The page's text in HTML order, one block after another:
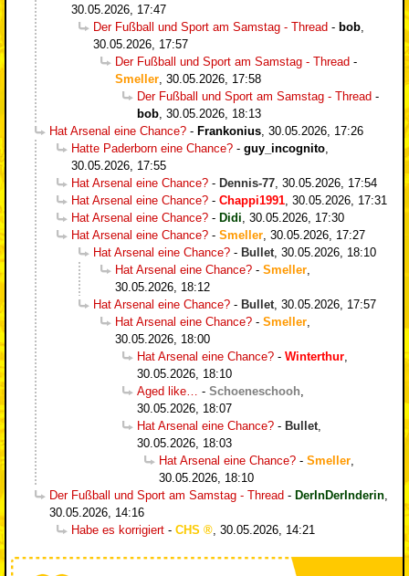
30.05.2026, 17:47
Der Fußball und Sport am Samstag - Thread - bob
30.05.2026, 17:57
Der Fußball und Sport am Samstag - Thread -
Smeller 30.05.2026, 17:58
Der Fußball und Sport am Samstag - Thread -
bob 30.05.2026, 18:13
Hat Arsenal eine Chance? - Frankonius 30.05.2026, 17:26
Hatte Paderborn eine Chance? - guy_incognito
30.05.2026, 17:55
Hat Arsenal eine Chance? - Dennis-77 30.05.2026, 17:54
Hat Arsenal eine Chance? - Chappi1991 30.05.2026, 17:31
Hat Arsenal eine Chance? - Didi 30.05.2026, 17:30
Hat Arsenal eine Chance? - Smeller 30.05.2026, 17:27
Hat Arsenal eine Chance? - Bullet 30.05.2026, 18:10
Hat Arsenal eine Chance? - Smeller
30.05.2026, 18:12
Hat Arsenal eine Chance? - Bullet 30.05.2026, 17:57
Hat Arsenal eine Chance? - Smeller
30.05.2026, 18:00
Hat Arsenal eine Chance? - Winterthur
30.05.2026, 18:10
Aged like…
- Schoeneschooh
30.05.2026, 18:07
Hat Arsenal eine Chance? - Bullet
30.05.2026, 18:03
Hat Arsenal eine Chance? - Smeller
30.05.2026, 18:10
Der Fußball und Sport am Samstag - Thread - DerInDerInderin
30.05.2026, 14:16
Habe es korrigiert - CHS 30.05.2026, 14:21